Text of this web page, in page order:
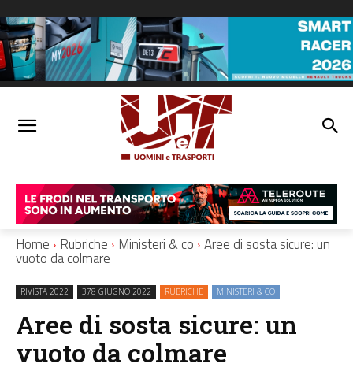
Home Rubriche Ministeri & co Aree di sosta sicure: un
vuoto da colmare
RIVISTA 2022 378 GIUGNO 2022 RUBRICHE MINISTERI & CO
Aree di sosta sicure: un
vuoto da colmare